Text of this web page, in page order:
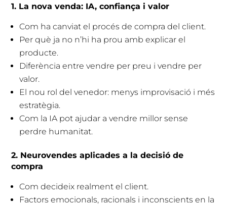
1. La nova venda: IA, confiança i valor
Com ha canviat el procés de compra del client.
Per què ja no n’hi ha prou amb explicar el
producte.
Diferència entre vendre per preu i vendre per
valor.
El nou rol del venedor: menys improvisació i més
estratègia.
Com la IA pot ajudar a vendre millor sense
perdre humanitat.
2. Neurovendes aplicades a la decisió de
compra
Com decideix realment el client.
Factors emocionals, racionals i inconscients en la